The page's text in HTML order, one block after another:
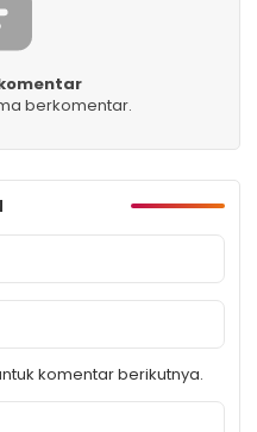
berkomentar.
komentar berikutnya.